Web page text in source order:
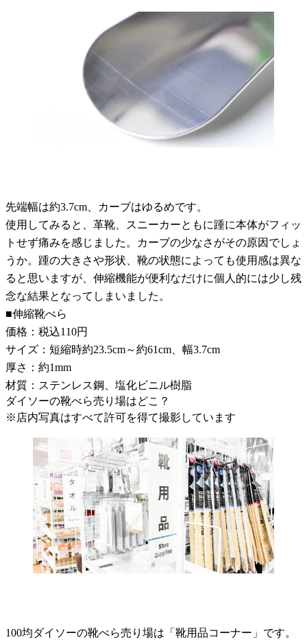
先端幅は約3.7cm、カーブはゆるめです。
使用してみると、革靴、スニーカーともに踵に本体がフィッ
トせず痛みを感じました。カーブの少なさがその原因でしょ
うか。踵の大きさや形状、靴の状態によっても使用感は異な
ると思いますが、伸縮機能が便利なだけに個人的には少し残
念な結果となってしまいました。
■伸縮靴べら
価格：税込110円
サイズ：短縮時約23.5cm～約61cm、幅3.7cm
厚さ：約1mm
材質：ステンレス鋼、塩化ビニル樹脂
ダイソーの靴べら売り場はどこ？
※店内写真はすべて許可を得て撮影しています
100均ダイソーの靴べら売り場は「靴用品コーナー」です。